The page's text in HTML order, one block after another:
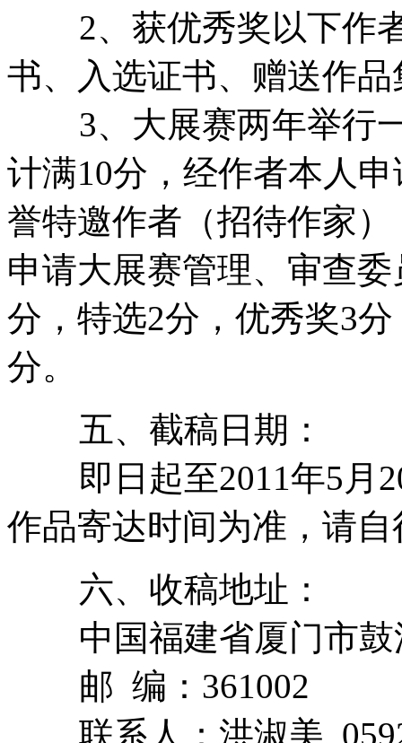
2、获优秀奖以下作者
书、入选证书、赠送作
3、大展赛两年举行一
计满10分，经作者本人
誉特邀作者（招待作家
申请大展赛管理、审查
分，特选2分，优秀奖3
分。
五、截稿日期：
即日起至2011年5月
作品寄达时间为准，请
六、收稿地址：
中国福建省厦门市鼓
邮 编：361002
联系人：洪淑美